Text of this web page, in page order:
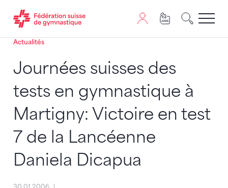
Passer au contenu
Naviguer vers le plan du siten
JavaScript est nécessaire pour naviguer sur ce site.
Actualités
Journées suisses des
tests en gymnastique à
Martigny: Victoire en test
7 de la Lancéenne
Daniela Dicapua